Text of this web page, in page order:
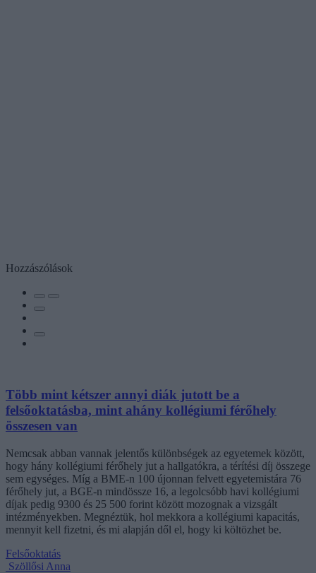
Hozzászólások
Több mint kétszer annyi diák jutott be a
felsőoktatásba, mint ahány kollégiumi férőhely
összesen van
Nemcsak abban vannak jelentős különbségek az egyetemek között,
hogy hány kollégiumi férőhely jut a hallgatókra, a térítési díj összege
sem egységes. Míg a BME-n 100 újonnan felvett egyetemistára 76
férőhely jut, a BGE-n mindössze 16, a legolcsóbb havi kollégiumi
díjak pedig 9300 és 25 500 forint között mozognak a vizsgált
intézményekben. Megnéztük, hol mekkora a kollégiumi kapacitás,
mennyit kell fizetni, és mi alapján dől el, hogy ki költözhet be.
Felsőoktatás
Szöllősi Anna